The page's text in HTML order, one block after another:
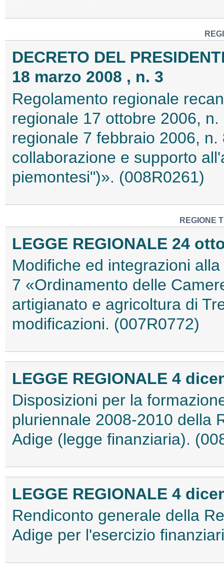
DECRETO DEL
18 marzo 2008 , n. 3
Regolamento regionale
regionale 17 ottobre 2006,
regionale 7 febbraio 2006,
collaborazione e supporto
piemontesi")». (008R0261)
REGIONE
LEGGE REGIONALE 24
Modifiche ed integrazioni
7 «Ordinamento delle
artigianato e agricoltura di
modificazioni. (007R0772)
LEGGE REGIONALE 4
Disposizioni per la
pluriennale 2008-2010 della
Adige (legge finanziaria).
LEGGE REGIONALE 4
Rendiconto generale della
Adige per l'esercizio